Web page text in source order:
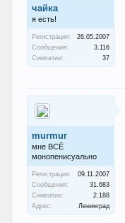
чайка
я есть!
Регистрация:
26.05.2007
Сообщения:
3.116
Симпатии:
37
murmur
мне ВСЁ
монопенисуально
Регистрация:
09.11.2007
Сообщения:
31.683
Симпатии:
2.188
Адрес:
Ленинград